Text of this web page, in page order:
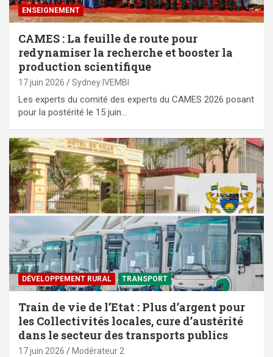
ENSEIGNEMENT
CAMES : La feuille de route pour
redynamiser la recherche et booster la
production scientifique
17 juin 2026 Sydney IVEMBI
Les experts du comité des experts du CAMES 2026 posant
pour la postérité le 15 juin…
DÉVELOPPEMENT RURAL TRANSPORT
Train de vie de l’Etat : Plus d’argent pour
les Collectivités locales, cure d’austérité
dans le secteur des transports publics
17 juin 2026 Modérateur 2